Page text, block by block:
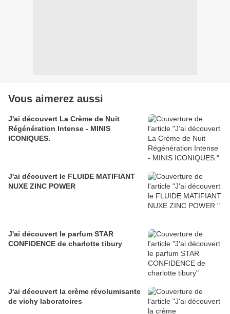
Vous aimerez aussi
J'ai découvert La Crème de Nuit
Régénération Intense - MINIS
ICONIQUES.
J'ai découvert le FLUIDE MATIFIANT
NUXE ZINC POWER
J'ai découvert le parfum STAR
CONFIDENCE de charlotte tibury
J'ai découvert la crème révolumisante
de vichy laboratoires